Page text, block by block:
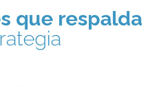
que respalda